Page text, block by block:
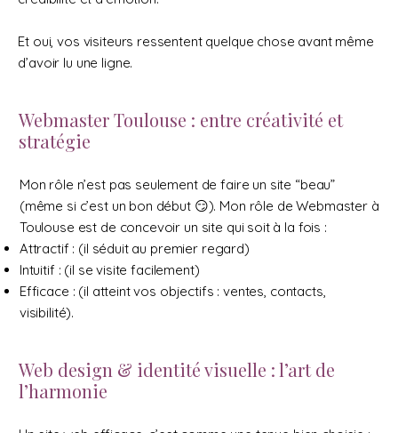
Et oui, vos visiteurs ressentent quelque chose avant même
d’avoir lu une ligne.
Webmaster Toulouse : entre créativité et
stratégie
Mon rôle n’est pas seulement de faire un site “beau”
(même si c’est un bon début 😏). Mon rôle de Webmaster à
Toulouse est de concevoir un site qui soit à la fois :
Attractif : (il séduit au premier regard)
Intuitif : (il se visite facilement)
Efficace : (il atteint vos objectifs : ventes, contacts,
visibilité).
Web design & identité visuelle : l’art de
l’harmonie